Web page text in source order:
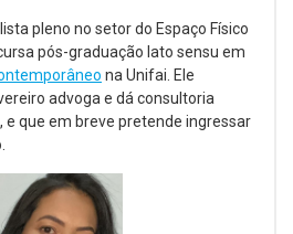
pleno no setor do Espaço Físico
pós-graduação lato sensu em
na Unifai. Ele
advoga e dá consultoria
e que em breve pretende ingressar